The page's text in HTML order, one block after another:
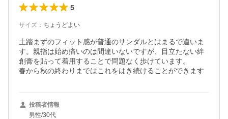
5
サイズ ： ちょうどよい
土踏まずのフィット感が普通のサンダルとはまるで違いま
す。親指は始め痛いのは間違いないですが、目立たない絆
創膏を貼って着用することで問題なく歩けています。
春から秋の終わりまではこれをはき続けることができます
投稿者情報
男性/30代